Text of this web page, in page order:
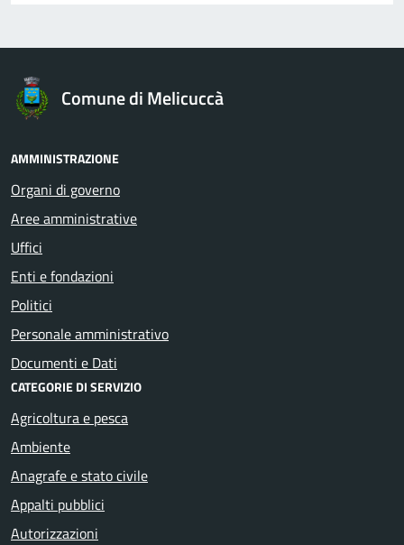
Comune di Melicuccà
AMMINISTRAZIONE
Organi di governo
Aree amministrative
Uffici
Enti e fondazioni
Politici
Personale amministrativo
Documenti e Dati
CATEGORIE DI SERVIZIO
Agricoltura e pesca
Ambiente
Anagrafe e stato civile
Appalti pubblici
Autorizzazioni